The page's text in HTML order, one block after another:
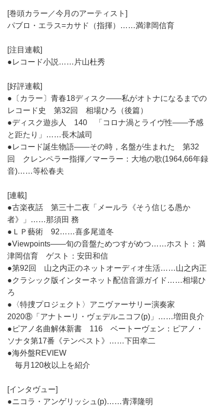
[巻頭カラー／今月のアーティスト]
パブロ・エラス=カサド（指揮）……満津岡信育
[注目連載]
●レコード小説……片山杜秀
[好評連載]
●〔カラー〕青春18ディスク――私がオトナになるまでの
レコード史 第32回 相場ひろ（後篇）
●ディスク遊歩人 140 「コロナ渦とライヴ性――予感
と距たり」……長木誠司
●レコード誕生物語――その時，名盤が生まれた 第32
回 クレンペラー指揮／マーラー：大地の歌(1964,66年録
音)……等松春夫
[連載]
●古楽夜話 第三十二夜「メールラ《そう信じる愚か
者》」……那須田 務
●ＬＰ藝術 92……喜多尾道冬
●Viewpoints――旬の音盤ためつすがめつ……ホスト：満
津岡信育 ゲスト：安田和信
●第92回 山之内正のネットオーディオ生活……山之内正
●クラシック版インターネット配信音源ガイド……相場ひ
ろ
●〈特捜プロジェクト〉アニヴァーサリー演奏家
2020⑧「アナトーリ・ヴェデルニコフ(p)」……増田良介
●ピアノ名曲解体新書 116 ベートーヴェン：ピアノ・
ソナタ第17番《テンペスト》……下田幸二
●海外盤REVIEW
毎月120枚以上を紹介
[インタヴュー]
●ニコラ・アンゲリッシュ(p)……青澤隆明